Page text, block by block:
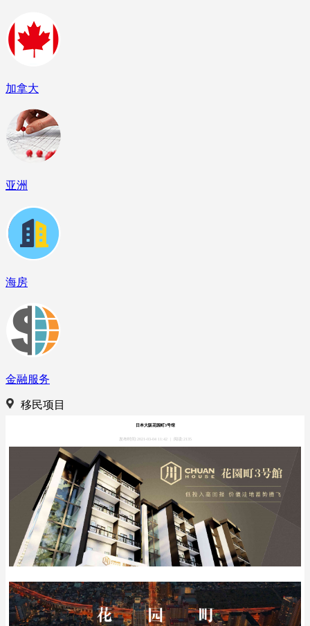
加拿大
亚洲
海房
金融服务
移民项目
日本大阪花园町3号馆
发布时间:2021-03-04 11:42 阅读:2135